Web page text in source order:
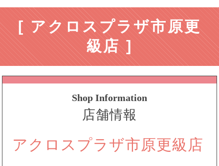
[ アクロスプラザ市原更
級店 ]
Shop Information
店舗情報
アクロスプラザ市原更級店